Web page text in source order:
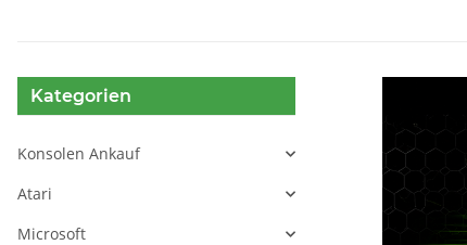
Kategorien
Konsolen Ankauf
Atari
Microsoft